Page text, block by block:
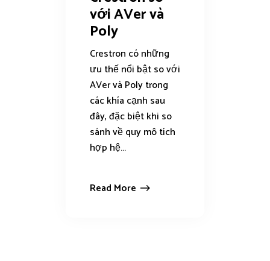
với AVer và
Poly
Crestron có những
ưu thế nổi bật so với
AVer và Poly trong
các khía cạnh sau
đây, đặc biệt khi so
sánh về quy mô tích
hợp hệ...
Read More